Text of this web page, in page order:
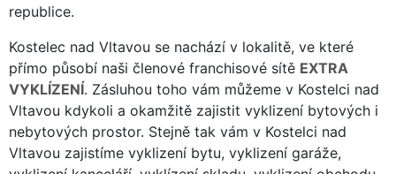
republice.
Kostelec nad Vltavou se nachází v lokalitě, ve které
přímo působí naši členové franchisové sítě EXTRA
VYKLÍZENÍ. Zásluhou toho vám můžeme v Kostelci nad
Vltavou kdykoli a okamžitě zajistit vyklizení bytových i
nebytových prostor. Stejně tak vám v Kostelci nad
Vltavou zajistíme vyklizení bytu, vyklizení garáže,